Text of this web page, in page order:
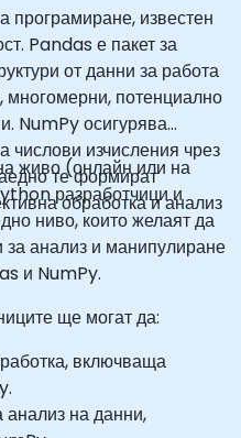
програмиране, известен
Pandas е пакет за
от данни за работа
многомерни, потенциално
NumPy осигурява
изчисления чрез
те формират
обработка и анализ
живо (онлайн или на
разработчици и
ниво, които желаят да
анализ и манипулиране
и NumPy.
ще могат да:
включваща
на данни,